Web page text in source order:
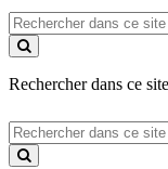
Rechercher
dans
ce
Rechercher dans ce site
Rechercher
dans
ce